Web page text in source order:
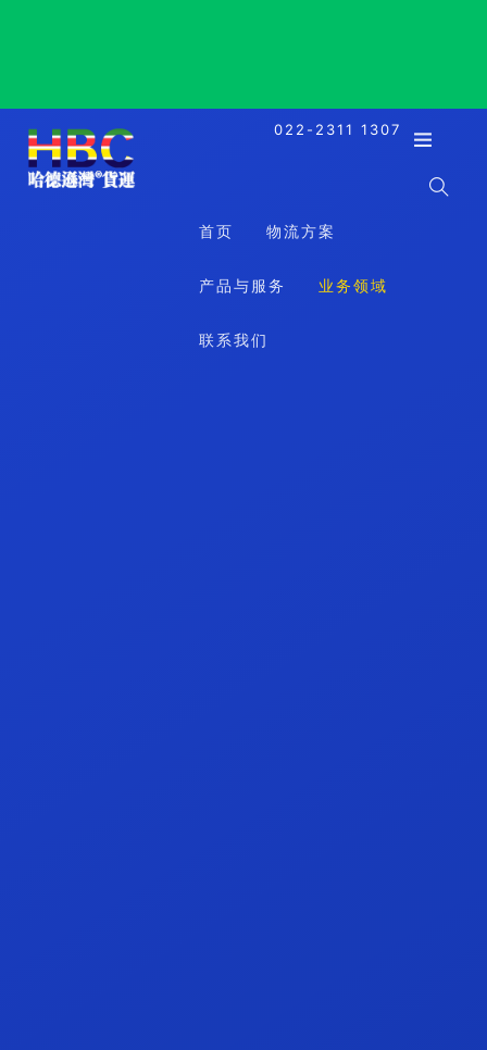
022-2311 1307
首页 物流方案
产品与服务 业务领域
联系我们